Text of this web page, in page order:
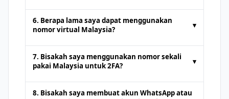
mematuhi platform
dilihat oleh siapa saja, hindari menerima
informasi sensitif atau pribadi melalui
nomor tersebut.
Beberapa situs web memblokir nomor
dari platformSMS online
untuk
seperti itu, coba penyedia lain atau
layanan nomor khusus premium.
6. Berapa lama saya dapat menggunakan
nomor virtual Malaysia?
▾
Ini tergantung pada penyedianya
7. Bisakah saya menggunakan nomor sekali
pakai Malaysia untuk 2FA?
▾
Ya, autentikasi dua faktor dapat dilakukan
8. Bisakah saya membuat akun WhatsApp atau